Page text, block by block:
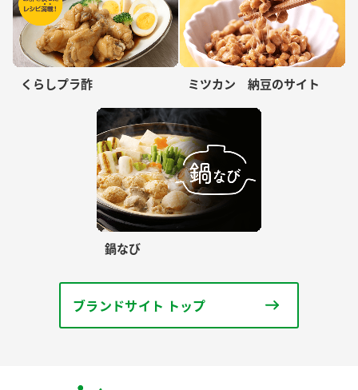
くらしプラ酢 ミツカン 納豆のサイト
鍋なび
ブランドサイト トップ